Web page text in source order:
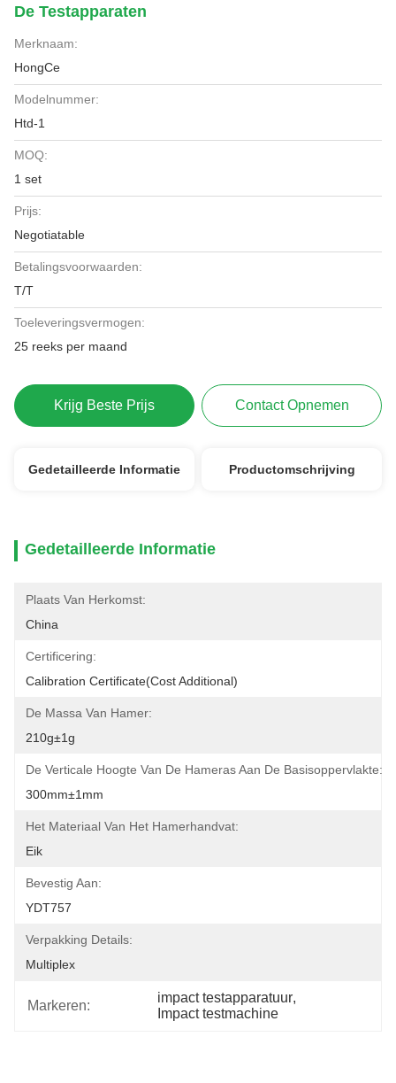
De Testapparaten
Merknaam:
HongCe
Modelnummer:
Htd-1
MOQ:
1 set
Prijs:
Negotiatable
Betalingsvoorwaarden:
T/T
Toeleveringsvermogen:
25 reeks per maand
Krijg Beste Prijs Contact Opnemen
Gedetailleerde Informatie Productomschrijving
Gedetailleerde Informatie
Plaats Van Herkomst:
China
Certificering:
Calibration Certificate(cost Additional)
De Massa Van Hamer:
210g±1g
De Verticale Hoogte Van De Hameras Aan De Basisoppervlakte:
300mm±1mm
Het Materiaal Van Het Hamerhandvat:
Eik
Bevestig Aan:
YDT757
Verpakking Details:
Multiplex
Markeren:
impact testapparatuur,
Impact testmachine